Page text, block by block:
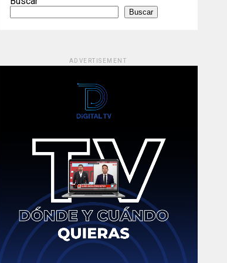
Buscar
ADVERTISEMENT